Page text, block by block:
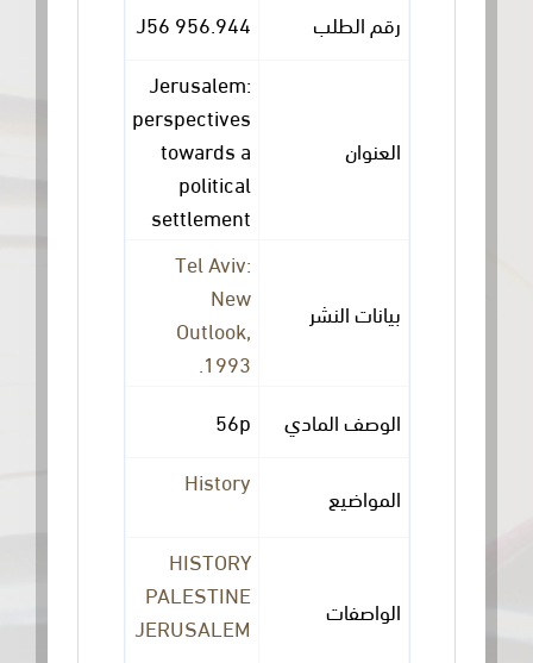
رقم الطلب 956.944 J56
Jerusalem:
perspectives
towards a
political
settlement
بيانات النشر
Tel Aviv:
Outlook,
الوصف المادي
56p
المواضيع
History
الواصفات
HISTORY
PALESTINE
JERUSALEM